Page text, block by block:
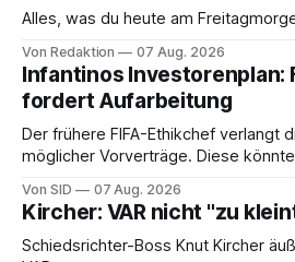
Alles, was du heute am
Von Redaktion 07 Aug. 2026
Infantinos Investorenplan:
fordert Aufarbeitung
Der frühere FIFA-Ethikchef verlangt
möglicher Vorverträge. Diese
Von SID 07 Aug. 2026
Kircher: VAR nicht "zu
Schiedsrichter-Boss Knut Kircher